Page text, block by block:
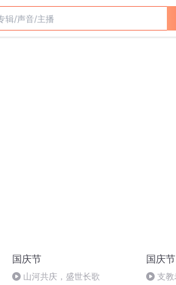
国庆节
山河共庆，盛世长歌
国庆节
支教